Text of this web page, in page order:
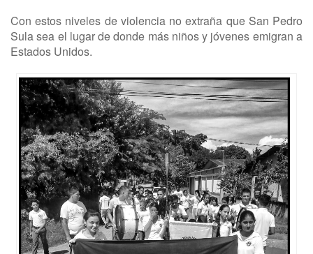
Con estos niveles de violencia no extraña que San Pedro
Sula sea el lugar de donde más niños y jóvenes emigran a
Estados Unidos.